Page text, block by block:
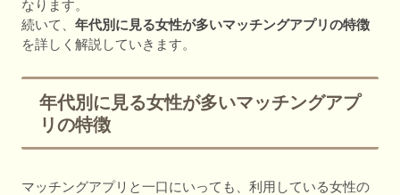
なります。
続いて、 年代別に見る女性が多いマッチングアプリの特徴
を詳しく解説していきます。
年代別に見る女性が多いマッチングアプ
リの特徴
マッチングアプリと一口にいっても、利用している女性の